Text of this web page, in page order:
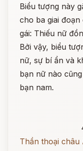
Biểu tượng này
cho ba giai
gái: Thiếu nữ
Bởi vậy, biểu
nữ, sự bí ẩn và
bạn nữ nào
bạn nam.
Thần thoại châu